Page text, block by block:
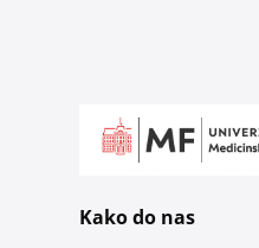
Kako do nas